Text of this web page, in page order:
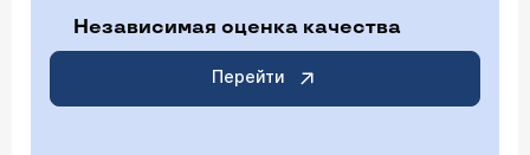
Независимая оценка качества
Перейти